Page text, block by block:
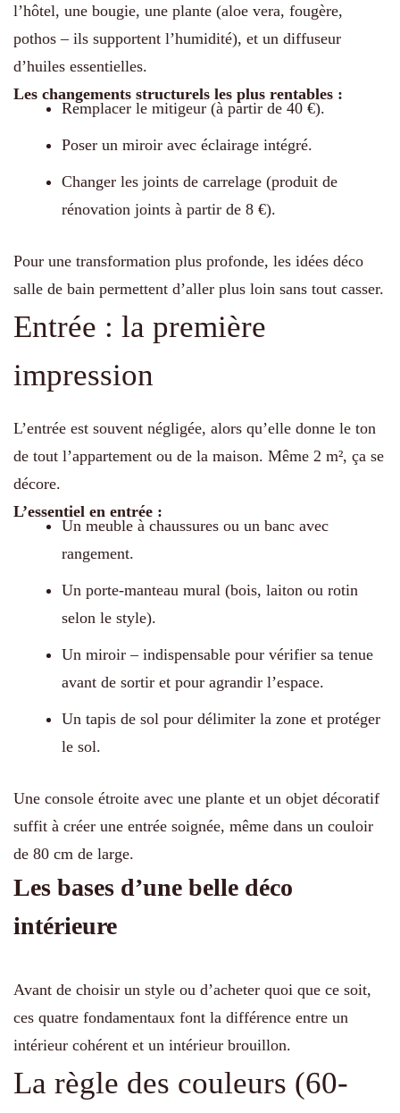
l’hôtel, une bougie, une plante (aloe vera, fougère,
pothos – ils supportent l’humidité), et un diffuseur
d’huiles essentielles.
Les changements structurels les plus rentables :
Remplacer le mitigeur (à partir de 40 €).
Poser un miroir avec éclairage intégré.
Changer les joints de carrelage (produit de
rénovation joints à partir de 8 €).
Pour une transformation plus profonde, les idées déco
salle de bain permettent d’aller plus loin sans tout casser.
Entrée : la première
impression
L’entrée est souvent négligée, alors qu’elle donne le ton
de tout l’appartement ou de la maison. Même 2 m², ça se
décore.
L’essentiel en entrée :
Un meuble à chaussures ou un banc avec
rangement.
Un porte-manteau mural (bois, laiton ou rotin
selon le style).
Un miroir – indispensable pour vérifier sa tenue
avant de sortir et pour agrandir l’espace.
Un tapis de sol pour délimiter la zone et protéger
le sol.
Une console étroite avec une plante et un objet décoratif
suffit à créer une entrée soignée, même dans un couloir
de 80 cm de large.
Les bases d’une belle déco
intérieure
Avant de choisir un style ou d’acheter quoi que ce soit,
ces quatre fondamentaux font la différence entre un
intérieur cohérent et un intérieur brouillon.
La règle des couleurs (60-